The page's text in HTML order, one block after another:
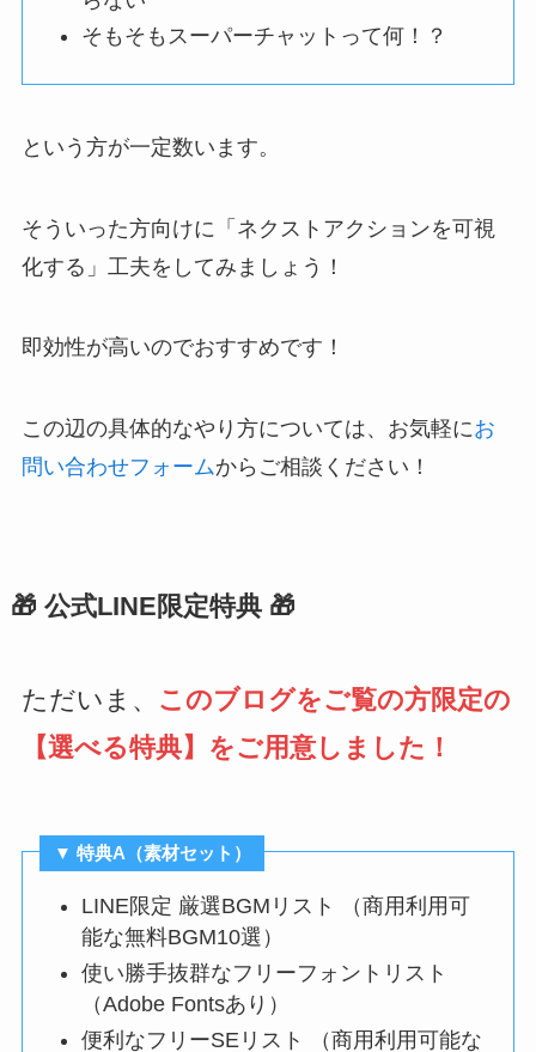
そもそもスーパーチャットって何！？
という方が一定数います。
そういった方向けに 「ネクストアクションを可視
化する」工夫をしてみましょう！
即効性が高いのでおすすめです！
この辺の具体的なやり方については、お気軽にお
問い合わせフォームからご相談ください！
🎁 公式LINE限定特典 🎁
ただいま、 このブログをご覧の方限定の
【選べる特典】をご用意しました！
▼ 特典A（素材セット）
LINE限定 厳選BGMリスト （商用利用可
能な無料BGM10選）
使い勝手抜群なフリーフォントリスト
（Adobe Fontsあり）
便利なフリーSEリスト （商用利用可能な